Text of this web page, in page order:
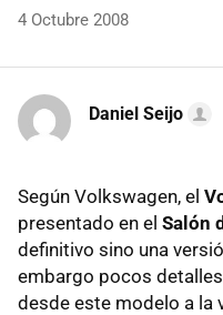
4 Octubre 2008
Daniel Seijo
Según Volkswagen, el
presentado en el Salón
definitivo sino una
embargo pocos
desde este modelo a la